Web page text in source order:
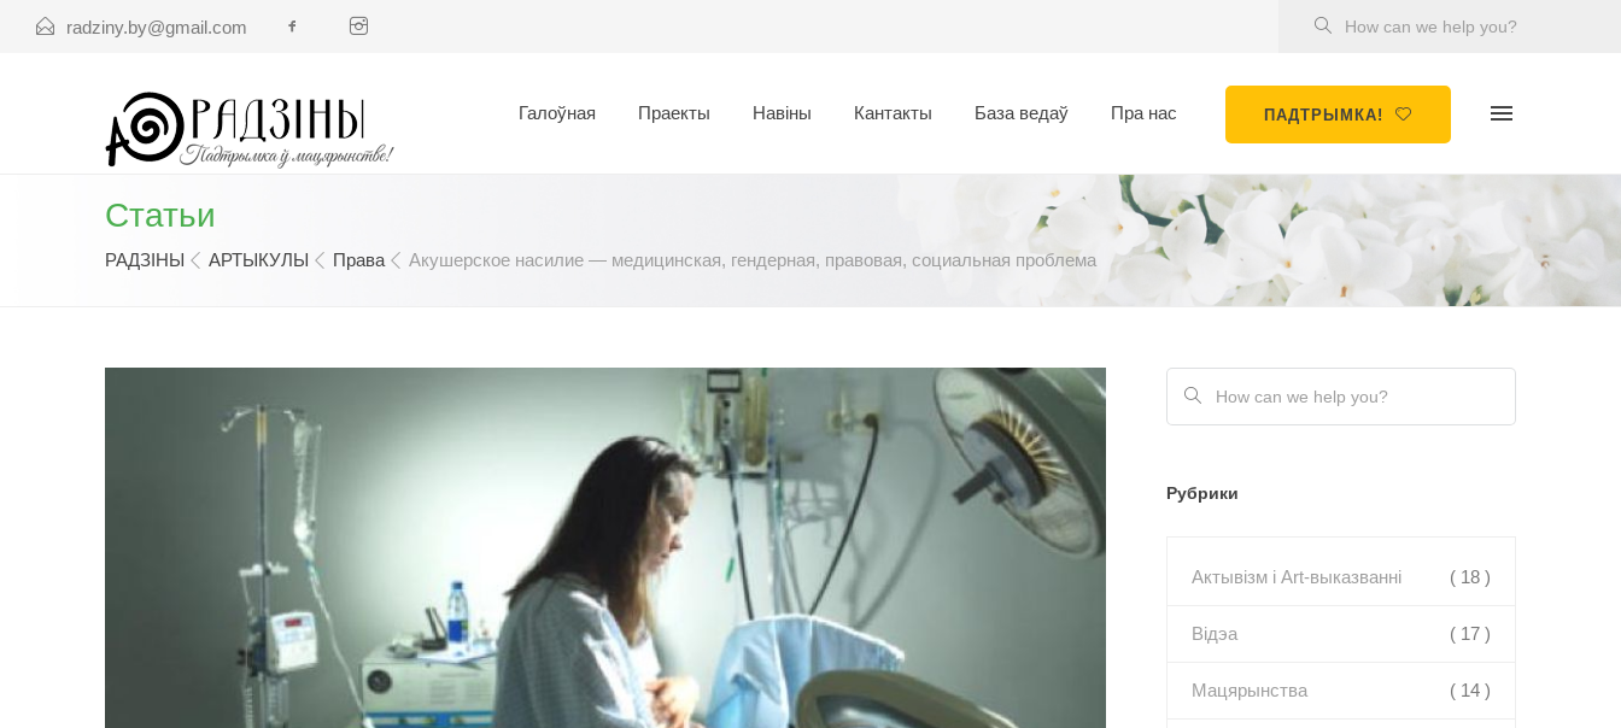
radziny.by@gmail.com
ПАДТРЫМКА!
Галоўная Праекты Навіны Кантакты База ведаў Пра нас
Статьи
РАДЗІНЫ АРТЫКУЛЫ Права Акушерское насилие — медицинская, гендерная, правовая, социальная проблема
Рубрики
Актывізм і Art-выказванні ( 18 )
Відэа ( 17 )
Мацярынства ( 14 )